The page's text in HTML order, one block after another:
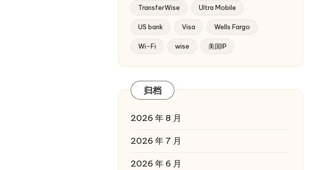
TransferWise Ultra Mobile
US bank Visa Wells Fargo
Wi-Fi wise 美国IP
归档
2026 年 8 月
2026 年 7 月
2026 年 6 月